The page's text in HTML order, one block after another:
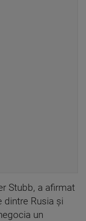
Stubb, a afirmat
dintre Rusia şi
un